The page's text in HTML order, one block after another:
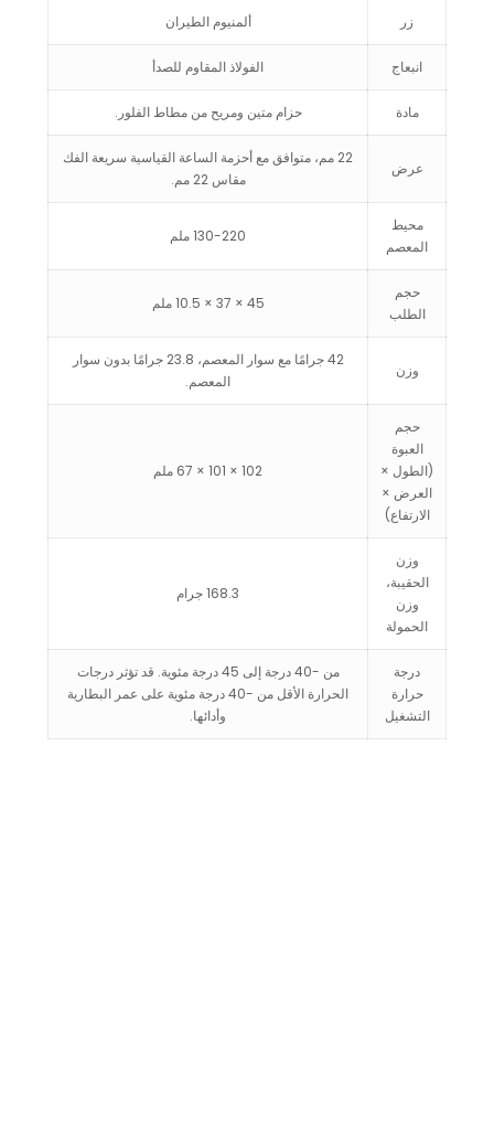
زر ألمنيوم الطيران
انبعاج الفولاذ المقاوم للصدأ
مادة حزام متين ومريح من مطاط الفلور.
عرض
22 مم، متوافق مع أحزمة الساعة القياسية سريعة الفك
مقاس 22 مم.
محيط
المعصم
130-220 ملم
حجم
الطلب
45 × 37 × 10.5 ملم
وزن
42 جرامًا مع سوار المعصم، 23.8 جرامًا بدون سوار
المعصم.
حجم
العبوة
(الطول ×
العرض ×
الارتفاع)
102 × 101 × 67 ملم
وزن
الحقيبة،
وزن
الحمولة
168.3 جرام
درجة
حرارة
التشغيل
من -40 درجة إلى 45 درجة مئوية. قد تؤثر درجات
الحرارة الأقل من -40 درجة مئوية على عمر البطارية
وأدائها.